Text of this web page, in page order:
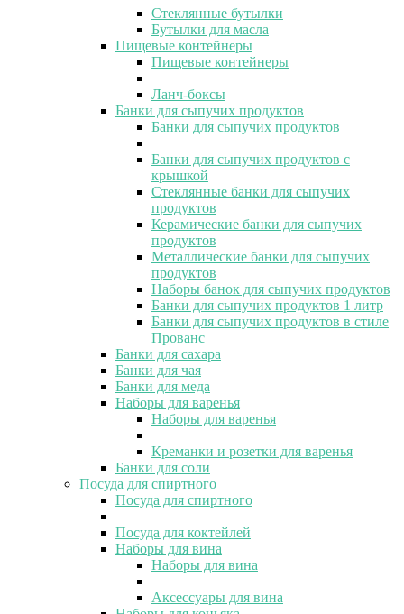
Стеклянные бутылки
Бутылки для масла
Пищевые контейнеры
Пищевые контейнеры
Ланч-боксы
Банки для сыпучих продуктов
Банки для сыпучих продуктов
Банки для сыпучих продуктов с
крышкой
Стеклянные банки для сыпучих
продуктов
Керамические банки для сыпучих
продуктов
Металлические банки для сыпучих
продуктов
Наборы банок для сыпучих продуктов
Банки для сыпучих продуктов 1 литр
Банки для сыпучих продуктов в стиле
Прованс
Банки для сахара
Банки для чая
Банки для меда
Наборы для варенья
Наборы для варенья
Креманки и розетки для варенья
Банки для соли
Посуда для спиртного
Посуда для спиртного
Посуда для коктейлей
Наборы для вина
Наборы для вина
Аксессуары для вина